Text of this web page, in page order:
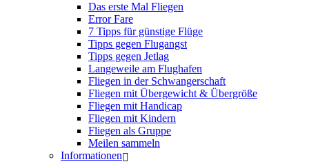
Das erste Mal Fliegen
Error Fare
7 Tipps für günstige Flüge
Tipps gegen Flugangst
Tipps gegen Jetlag
Langeweile am Flughafen
Fliegen in der Schwangerschaft
Fliegen mit Übergewicht & Übergröße
Fliegen mit Handicap
Fliegen mit Kindern
Fliegen als Gruppe
Meilen sammeln
Informationen